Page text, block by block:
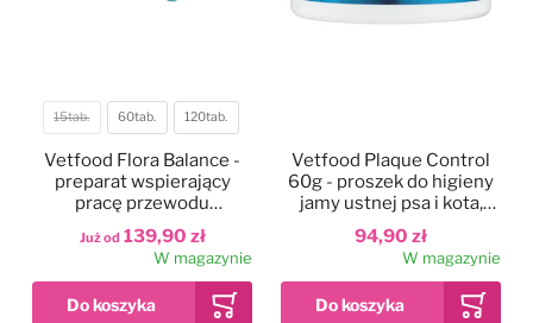
Pojemność
15tab. 60tab. 120tab.
Już od 139,90 zł
Vetfood Flora Balance -
preparat wspierający
pracę przewodu
pokarmowego psa
W magazynie
94,90 zł
Vetfood Plaque Control
60g - proszek do higieny
jamy ustnej psa i kota,
dodatek do karmy
W magazynie